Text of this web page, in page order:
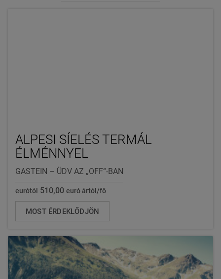
ALPESI SÍELÉS TERMÁL
ÉLMÉNNYEL
GASTEIN – ÜDV AZ „OFF“-BAN
eurótól 510,00 euró ártól/fő
MOST ÉRDEKLŐDJÖN